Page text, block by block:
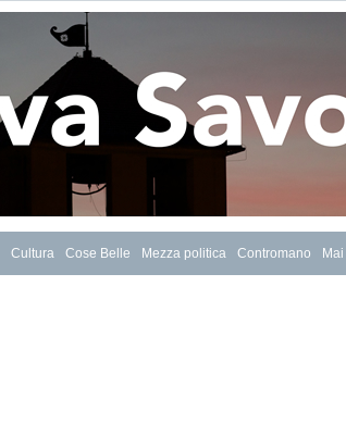
Cultura Cose Belle Mezza politica Contromano